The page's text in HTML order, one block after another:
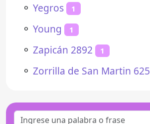
⚬ Yegros 1
⚬ Young 1
⚬ Zapicán 2892 1
⚬ Zorrilla de San Martin 625